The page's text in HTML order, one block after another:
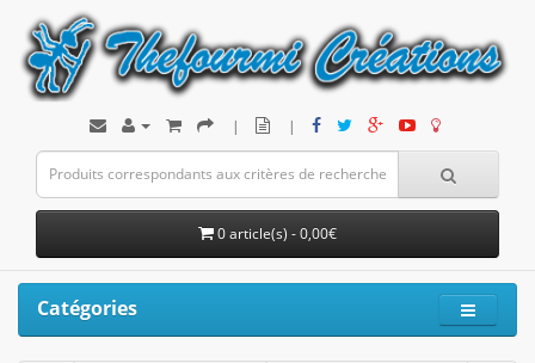
| |
0 article(s) - 0,00€
Catégories